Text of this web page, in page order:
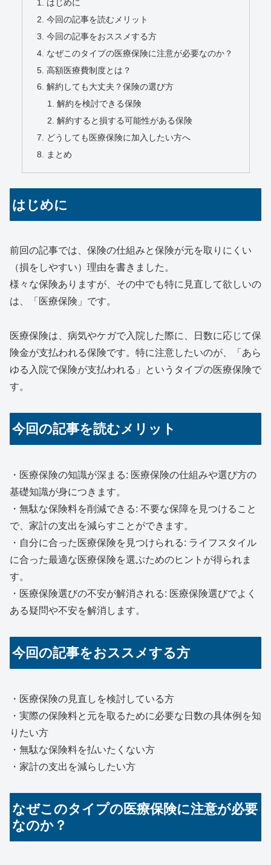
はじめに
今回の記事を読むメリット
今回の記事をおススメする方
なぜこのタイプの医療保険に注意が必要なのか？
高額医療費制度とは？
解約しても大丈夫？保険の選び方
解約を検討できる保険
解約すると損する可能性がある保険
どうしても医療保険に加入したい方へ
まとめ
はじめに
前回の記事では、保険の仕組みと保険が元を取りにくい
（損をしやすい）理由を書きました。
様々な保険ありますが、その中でも特に見直して欲しいの
は、「医療保険」です。
医療保険は、病気やケガで入院した際に、日数に応じて保
険金が支払われる保険です。特に注意したいのが、「あら
ゆる入院で保険が支払われる」というタイプの医療保険で
す。
今回の記事を読むメリット
・医療保険の知識が深まる: 医療保険の仕組みや選び方の
基礎知識が身につきます。
・無駄な保険料を削減できる: 不要な保障を見つけること
で、家計の支出を減らすことができます。
・自分に合った医療保険を見つけられる: ライフスタイル
に合った最適な医療保険を選ぶためのヒントが得られま
す。
・医療保険選びの不安が解消される: 医療保険選びでよく
ある疑問や不安を解消します。
今回の記事をおススメする方
・医療保険の見直しを検討している方
・実際の保険料と元を取るために必要な日数の具体例を知
りたい方
・無駄な保険料を払いたくない方
・家計の支出を減らしたい方
なぜこのタイプの医療保険に注意が必要
なのか？